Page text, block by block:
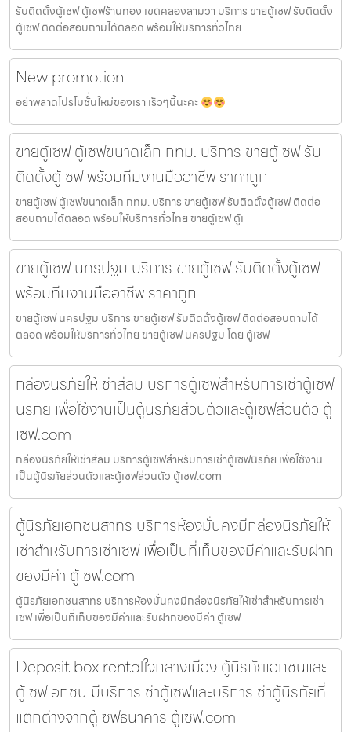
รับติดตั้งตู้เซฟ ตู้เซฟร้านทอง เขตคลองสามวา บริการ ขายตู้เซฟ รับติดตั้ง
ตู้เซฟ ติดต่อสอบถามได้ตลอด พร้อมให้บริการทั่วไทย
New promotion
อย่าพลาดโปรโมชั้่นใหม่ของเรา เร็วๆนี้นะคะ
ขายตู้เซฟ ตู้เซฟขนาดเล็ก กทม. บริการ ขายตู้เซฟ รับ
ติดตั้งตู้เซฟ พร้อมทีมงานมืออาชีพ ราคาถูก
ขายตู้เซฟ ตู้เซฟขนาดเล็ก กทม. บริการ ขายตู้เซฟ รับติดตั้งตู้เซฟ ติดต่อ
สอบถามได้ตลอด พร้อมให้บริการทั่วไทย ขายตู้เซฟ ตู้เ
ขายตู้เซฟ นครปฐม บริการ ขายตู้เซฟ รับติดตั้งตู้เซฟ
พร้อมทีมงานมืออาชีพ ราคาถูก
ขายตู้เซฟ นครปฐม บริการ ขายตู้เซฟ รับติดตั้งตู้เซฟ ติดต่อสอบถามได้
ตลอด พร้อมให้บริการทั่วไทย ขายตู้เซฟ นครปฐม โดย ตู้เซฟ
กล่องนิรภัยให้เช่าสีลม บริการตู้เซฟสำหรับการเช่าตู้เซฟ
นิรภัย เพื่อใช้งานเป็นตู้นิรภัยส่วนตัวและตู้เซฟส่วนตัว ตู้
เซฟ.com
กล่องนิรภัยให้เช่าสีลม บริการตู้เซฟสำหรับการเช่าตู้เซฟนิรภัย เพื่อใช้งาน
เป็นตู้นิรภัยส่วนตัวและตู้เซฟส่วนตัว ตู้เซฟ.com
ตู้นิรภัยเอกชนสาทร บริการห้องมั่นคงมีกล่องนิรภัยให้
เช่าสำหรับการเช่าเซฟ เพื่อเป็นที่เก็บของมีค่าและรับฝาก
ของมีค่า ตู้เซฟ.com
ตู้นิรภัยเอกชนสาทร บริการห้องมั่นคงมีกล่องนิรภัยให้เช่าสำหรับการเช่า
เซฟ เพื่อเป็นที่เก็บของมีค่าและรับฝากของมีค่า ตู้เซฟ
Deposit box rentalใจกลางเมือง ตู้นิรภัยเอกชนและ
ตู้เซฟเอกชน มีบริการเช่าตู้เซฟและบริการเช่าตู้นิรภัยที่
แตกต่างจากตู้เซฟธนาคาร ตู้เซฟ.com